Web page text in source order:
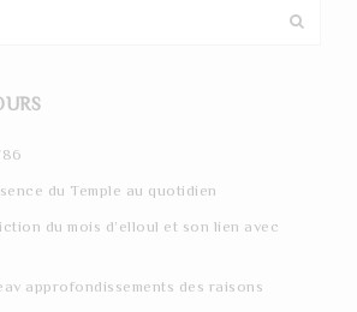
du Temple au quotidien
du mois d’elloul et son lien avec
approfondissements des raisons